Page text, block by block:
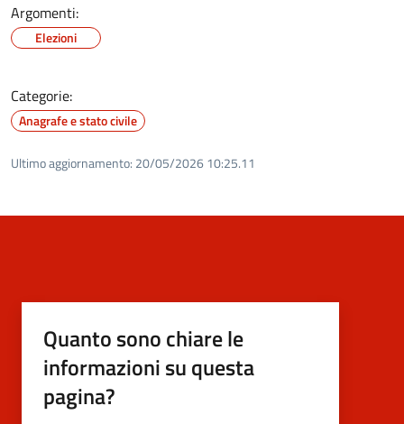
Argomenti:
Elezioni
Categorie:
Anagrafe e stato civile
Ultimo aggiornamento: 20/05/2026 10:25.11
Quanto sono chiare le
informazioni su questa
pagina?